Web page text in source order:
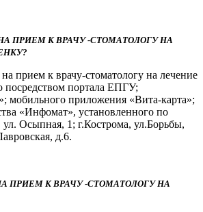
ПРИЕМ К ВРАЧУ -СТОМАТОЛОГУ НА
на прием к врачу-стоматологу на лечение
посредством портала ЕПГУ;
мобильного приложения «Вита-карта»;
«Инфомат», установленного по
ул. Осыпная, 1; г.Кострома, ул.Борьбы,
д.6.
ПРИЕМ К ВРАЧУ -СТОМАТОЛОГУ НА